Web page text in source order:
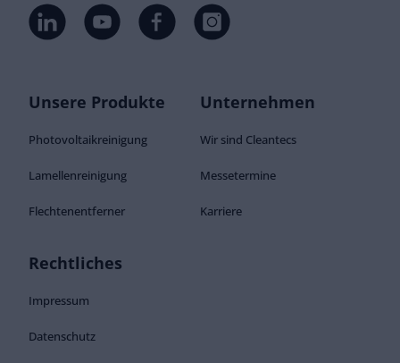
Unsere Produkte
Photovoltaikreinigung
Lamellenreinigung
Flechtenentferner
Unternehmen
Wir sind Cleantecs
Messetermine
Karriere
Rechtliches
Impressum
Datenschutz